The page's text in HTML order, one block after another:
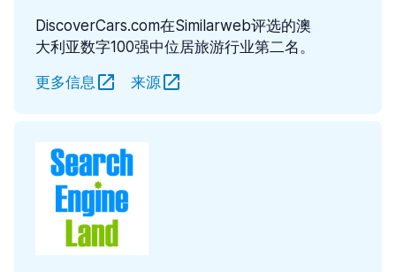
DiscoverCars.com在Similarweb评选的澳
大利亚数字100强中位居旅游行业第二名。
更多信息
来源